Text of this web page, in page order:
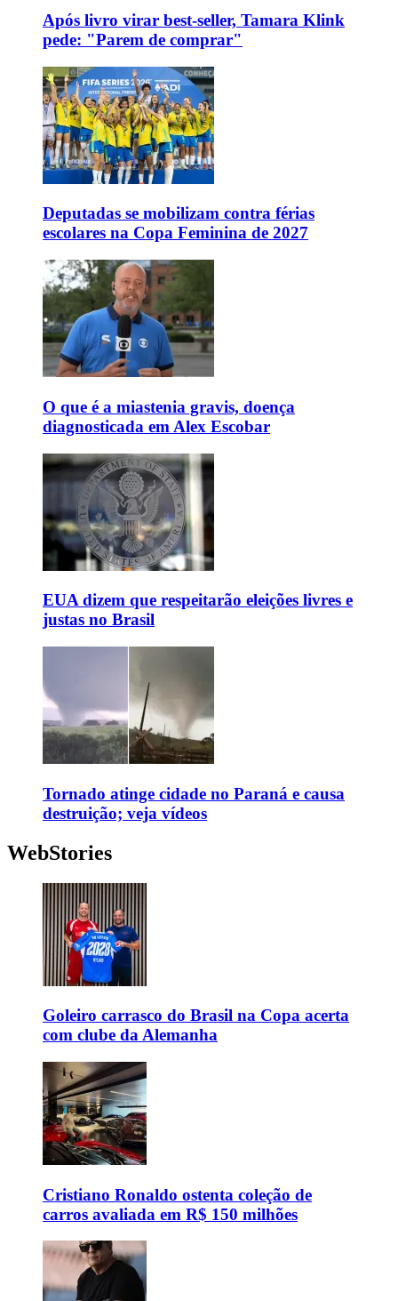
Após livro virar best-seller, Tamara Klink
pede: "Parem de comprar"
Deputadas se mobilizam contra férias
escolares na Copa Feminina de 2027
O que é a miastenia gravis, doença
diagnosticada em Alex Escobar
EUA dizem que respeitarão eleições livres e
justas no Brasil
Tornado atinge cidade no Paraná e causa
destruição; veja vídeos
WebStories
Goleiro carrasco do Brasil na Copa acerta
com clube da Alemanha
Cristiano Ronaldo ostenta coleção de
carros avaliada em R$ 150 milhões